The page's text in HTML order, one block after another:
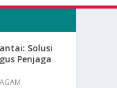
Solusi
Penjaga